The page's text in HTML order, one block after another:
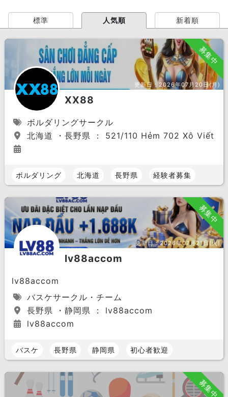
標準 人気順 新着順
募集中
更新日： 2026年07月20日(月)
XX88
ボルダリングサークル
北海道 ・長野県 ： 521/110 Hẻm 702 Xô Viết
ボルダリング 北海道 長野県 経験者募集
募集中
更新日：2026年07月21日(火)
lv88accom
lv88accom
バスケサークル・チーム
長野県 ・静岡県 ： lv88accom
lv88accom
バスケ 長野県 静岡県 初心者歓迎
募集中